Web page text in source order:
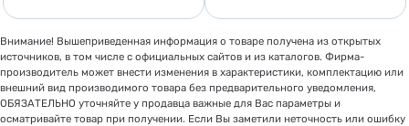
Внимание! Вышеприведенная информация о товаре получена из открытых
источников, в том числе с официальных сайтов и из каталогов. Фирма-
производитель может внести изменения в характеристики, комплектацию или
внешний вид производимого товара без предварительного уведомления,
ОБЯЗАТЕЛЬНО уточняйте у продавца важные для Вас параметры и
осматривайте товар при получении. Если Вы заметили неточность или ошибку